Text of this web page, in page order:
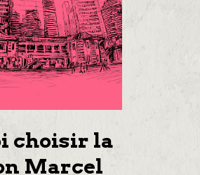
choisir la
Marcel